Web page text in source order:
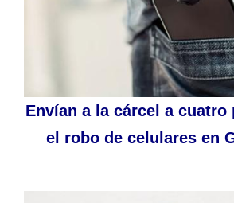
Envían a la cárcel a cuatro
el robo de celulares en